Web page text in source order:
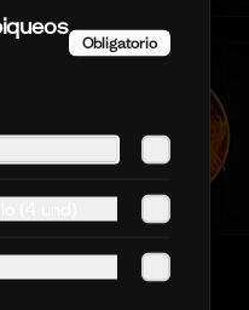
Obligatorio